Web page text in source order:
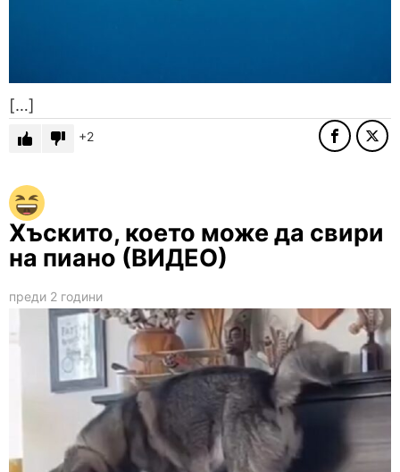
[…]
2
Хъскито, което може да свири
на пиано (ВИДЕО)
преди 2 години